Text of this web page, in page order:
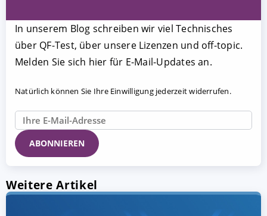
In unserem Blog schreiben wir viel Technisches
über QF-Test, über unsere Lizenzen und off-topic.
Melden Sie sich hier für E-Mail-Updates an.
Natürlich können Sie Ihre Einwilligung jederzeit widerrufen.
Weitere Artikel